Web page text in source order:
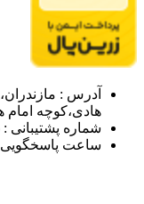
: مازندران، ساری،
امام هادی 12- وب سایت هوش فعال
پشتیبانی : 09364549266
8 صبح تا ساعت 21